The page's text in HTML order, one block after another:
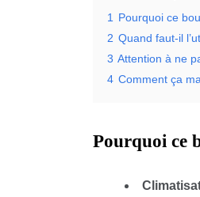
1
Pourquoi ce
2 Quand faut-il
3 Attention à ne
4 Comment ça
Pourquoi ce